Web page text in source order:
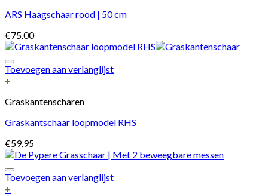
ARS Haagschaar rood | 50 cm
€75.00
Toevoegen aan verlanglijst
+
Graskantenscharen
Graskantschaar loopmodel RHS
€59.95
Toevoegen aan verlanglijst
+